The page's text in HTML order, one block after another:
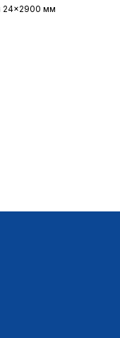
24×2900 мм